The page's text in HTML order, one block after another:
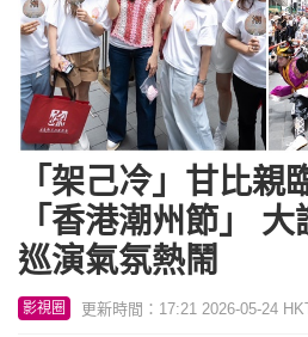
「架己冷」甘比親
「香港潮州節」
巡演氣氛熱鬧
影視圈 更新時間：17:21 2026-05-24